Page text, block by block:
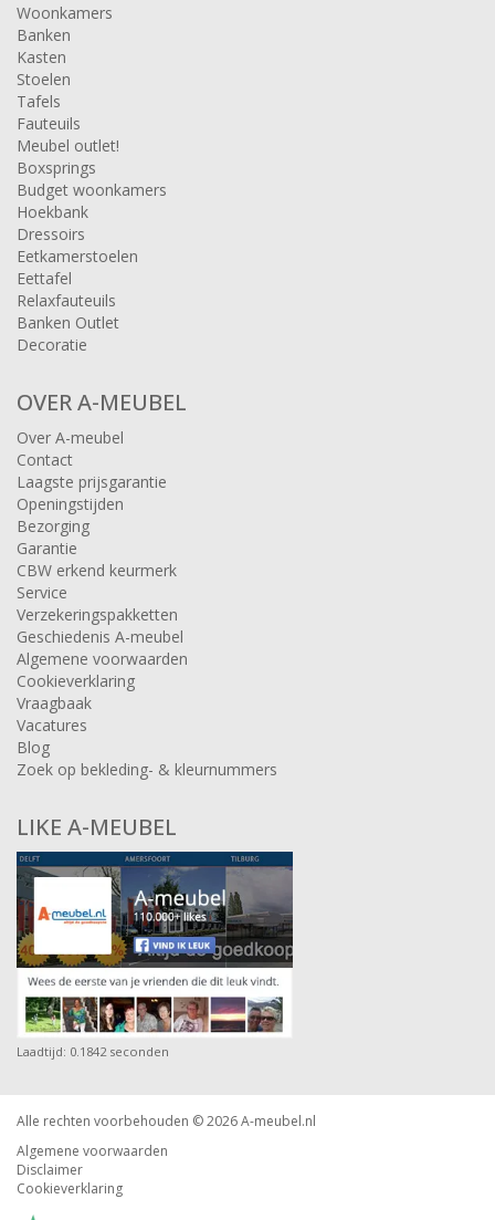
Woonkamers
Banken
Kasten
Stoelen
Tafels
Fauteuils
Meubel outlet!
Boxsprings
Budget woonkamers
Hoekbank
Dressoirs
Eetkamerstoelen
Eettafel
Relaxfauteuils
Banken Outlet
Decoratie
OVER A-MEUBEL
Over A-meubel
Contact
Laagste prijsgarantie
Openingstijden
Bezorging
Garantie
CBW erkend keurmerk
Service
Verzekeringspakketten
Geschiedenis A-meubel
Algemene voorwaarden
Cookieverklaring
Vraagbaak
Vacatures
Blog
Zoek op bekleding- & kleurnummers
LIKE A-MEUBEL
Laadtijd: 0.1842 seconden
Alle rechten voorbehouden © 2026A-meubel.nl
Algemene voorwaarden
Disclaimer
Cookieverklaring